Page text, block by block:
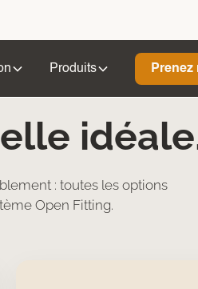
Produits
: toutes les options
Open Fitting.